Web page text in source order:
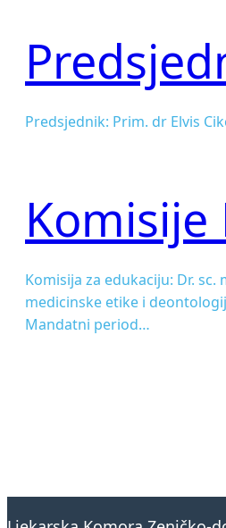
Predsjednik: Prim. dr Elvis
Komisija za edukaciju: Dr.
medicinske etike i
Mandatni period…